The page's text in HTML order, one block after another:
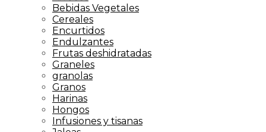
Bebidas Vegetales
Cereales
Encurtidos
Endulzantes
Frutas deshidratadas
Graneles
granolas
Granos
Harinas
Hongos
Infusiones y tisanas